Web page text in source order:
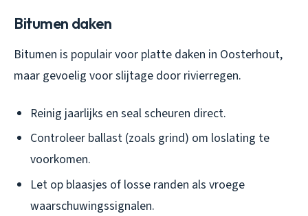
Bitumen daken
Bitumen is populair voor platte daken in Oosterhout,
maar gevoelig voor slijtage door rivierregen.
Reinig jaarlijks en seal scheuren direct.
Controleer ballast (zoals grind) om loslating te
voorkomen.
Let op blaasjes of losse randen als vroege
waarschuwingssignalen.